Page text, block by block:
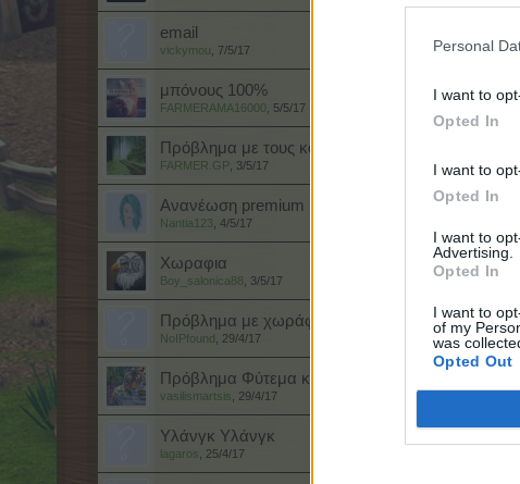
Personal
I want to
Opted In
I want to
Opted In
I want to
Advertising.
Opted In
I want to
of my
was
Opted Out
email
vickymou 7/5/17
μπόνους 100%
FARMERAMA16000 5/5/17
Πρόβλημα με τους καρπούς δέντρων ξανά.
FARMER.GP 3/5/17
Ανανέωση premium
Nantia123 4/5/17
Χωραφια
Boy_salonica88 3/5/17
Πρόβλημα με χωράφια στο μπαχαμαραμα
NoIPfound 29/4/17
Πρόβλημα Φύτεμα και Μάζεμα
vasilismartsis 29/4/17
Υλάνγκ Υλάνγκ
lagaros 25/4/17